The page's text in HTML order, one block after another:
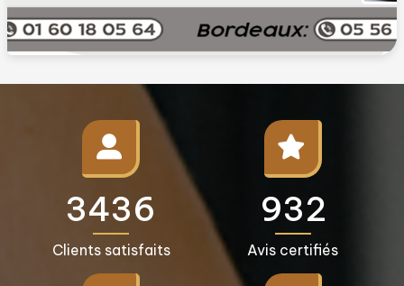
3500+
Clients satisfaits
950+
Avis certifiés